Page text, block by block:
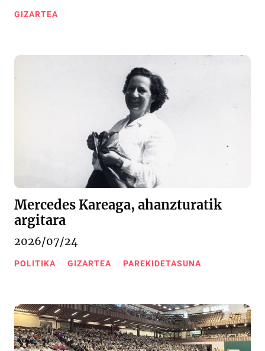
GIZARTEA
Mercedes Kareaga, ahanzturatik
argitara
2026/07/24
POLITIKA GIZARTEA PAREKIDETASUNA